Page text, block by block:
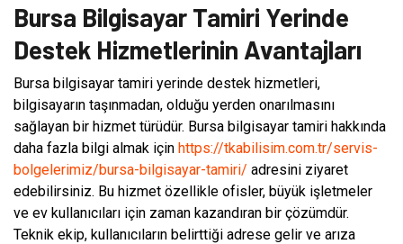
Bursa Bilgisayar Tamiri Yerinde
Destek Hizmetlerinin Avantajları
Bursa bilgisayar tamiri yerinde destek hizmetleri,
bilgisayarın taşınmadan, olduğu yerden onarılmasını
sağlayan bir hizmet türüdür. Bursa bilgisayar tamiri hakkında
daha fazla bilgi almak için https://tkabilisim.com.tr/servis-
bolgelerimiz/bursa-bilgisayar-tamiri/ adresini ziyaret
edebilirsiniz. Bu hizmet özellikle ofisler, büyük işletmeler
ve ev kullanıcıları için zaman kazandıran bir çözümdür.
Teknik ekip, kullanıcıların belirttiği adrese gelir ve arıza